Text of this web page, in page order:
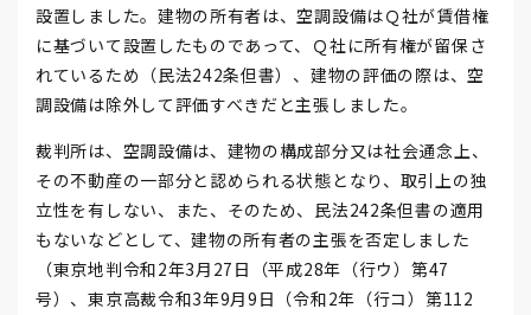
設置しました。建物の所有者は、空調設備はＱ社が賃借権
に基づいて設置したものであって、Ｑ社に所有権が留保さ
れているため（民法242条但書）、建物の評価の際は、空
調設備は除外して評価すべきだと主張しました。
裁判所は、空調設備は、建物の構成部分又は社会通念上、
その不動産の一部分と認められる状態となり、取引上の独
立性を有しない、また、そのため、民法242条但書の適用
もないなどとして、建物の所有者の主張を否定しました
（東京地判令和2年3月27日（平成28年（行ウ）第47
号）、東京高裁令和3年9月9日（令和2年（行コ）第112